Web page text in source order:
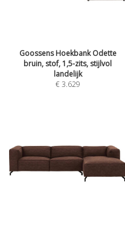
Goossens Hoekbank Odette
bruin, stof, 1,5-zits, stijlvol
landelijk
€3.629